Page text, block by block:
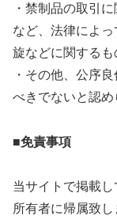
・禁制品の取引
など、法律によ
旋などに関するも
・その他、公序
べきでないと認
■免責事項
当サイトで掲載
所有者に帰属致